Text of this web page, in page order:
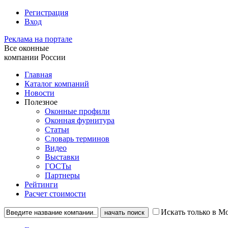
Регистрация
Вход
Реклама на портале
Все оконные
компании России
Главная
Каталог компаний
Новости
Полезное
Оконные профили
Оконная фурнитура
Статьи
Словарь терминов
Видео
Выставки
ГОСТы
Партнеры
Рейтинги
Расчет стоимости
Искать только в